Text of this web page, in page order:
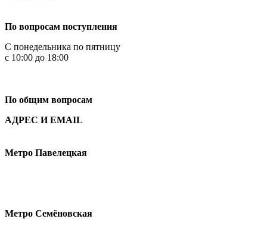
По вопросам поступления
С понедельника по пятницу
с 10:00 до 18:00
По общим вопросам
АДРЕС И EMAIL
Метро Павелецкая
Метро Семёновская